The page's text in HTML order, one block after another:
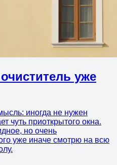
уже
иногда не нужен
чуть приоткрытого окна.
но очень
уже иначе смотрю на всю